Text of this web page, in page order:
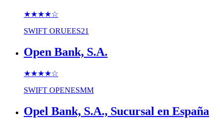
★★★★☆
SWIFT ORUEES21
Open Bank, S.A.
★★★★☆
SWIFT OPENESMM
Opel Bank, S.A., Sucursal en España